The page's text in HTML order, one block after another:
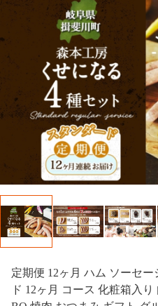
定期便 12ヶ月 ハム ソーセ
ド 12ヶ月 コース 化粧箱入